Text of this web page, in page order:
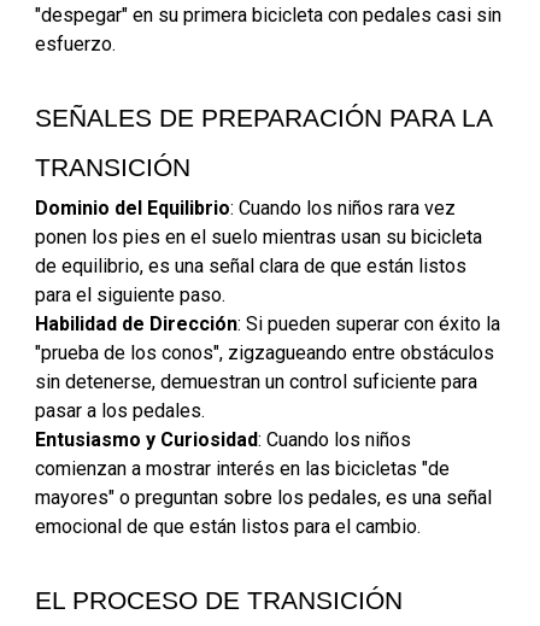
"despegar" en su primera bicicleta con pedales casi sin
esfuerzo.
SEÑALES DE PREPARACIÓN PARA LA
TRANSICIÓN
Dominio del Equilibrio: Cuando los niños rara vez
ponen los pies en el suelo mientras usan su bicicleta
de equilibrio, es una señal clara de que están listos
para el siguiente paso.
Habilidad de Dirección: Si pueden superar con éxito la
"prueba de los conos", zigzagueando entre obstáculos
sin detenerse, demuestran un control suficiente para
pasar a los pedales.
Entusiasmo y Curiosidad: Cuando los niños
comienzan a mostrar interés en las bicicletas "de
mayores" o preguntan sobre los pedales, es una señal
emocional de que están listos para el cambio.
EL PROCESO DE TRANSICIÓN